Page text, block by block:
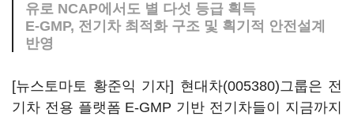
유로 NCAP에서도 별 다섯 등급 획득
E-GMP, 전기차 최적화 구조 및 획기적 안전설계
반영
[뉴스토마토 황준익 기자] 현대차(005380)그룹은 전
기차 전용 플랫폼 E-GMP 기반 전기차들이 지금까지